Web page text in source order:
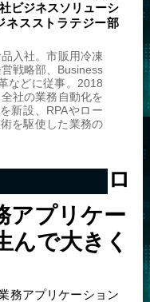
ビジネスソリューシ
ネスストラテジー部
入社。市販用冷凍
戦略部、Business
などに従事。2018
社の業務自動化を
新設、RPAやロー
を駆使した業務の
ロ
アプリケー
んで大きく
務アプリケーション